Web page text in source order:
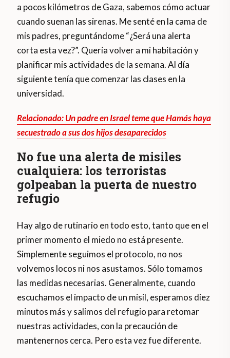
a pocos kilómetros de Gaza, sabemos cómo actuar
cuando suenan las sirenas. Me senté en la cama de
mis padres, preguntándome “¿Será una alerta
corta esta vez?”. Quería volver a mi habitación y
planificar mis actividades de la semana. Al día
siguiente tenía que comenzar las clases en la
universidad.
Relacionado: Un padre en Israel teme que Hamás haya
secuestrado a sus dos hijos desaparecidos
No fue una alerta de misiles
cualquiera: los terroristas
golpeaban la puerta de nuestro
refugio
Hay algo de rutinario en todo esto, tanto que en el
primer momento el miedo no está presente.
Simplemente seguimos el protocolo, no nos
volvemos locos ni nos asustamos. Sólo tomamos
las medidas necesarias. Generalmente, cuando
escuchamos el impacto de un misil, esperamos diez
minutos más y salimos del refugio para retomar
nuestras actividades, con la precaución de
mantenernos cerca. Pero esta vez fue diferente.